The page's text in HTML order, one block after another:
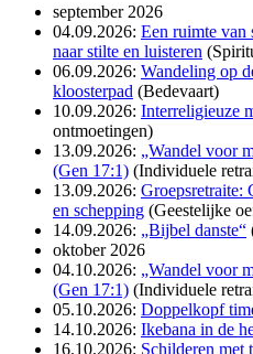
september 2026
04.09.2026: Een ruimte van
naar stilte en luisteren
06.09.2026: Wandeling op
kloosterpad (Bedevaart)
10.09.2026: Interreligieuze
ontmoetingen)
13.09.2026: „Wandel voor
(Gen 17:1) (Individuele
13.09.2026: Groepsretraite:
en schepping (Geestelijke
14.09.2026: „Bijbel danste“
oktober 2026
04.10.2026: „Wandel voor
(Gen 17:1) (Individuele
05.10.2026: Doppelkopf
14.10.2026: Ikebana in de
16.10.2026: Schilderen met